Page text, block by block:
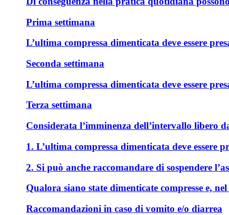
Prima settimana
L’ultima compressa dimenticata deve essere
Seconda settimana
L’ultima compressa dimenticata deve essere
Terza settimana
Considerata l’imminenza dell’intervallo libero
1. L’ultima compressa dimenticata deve essere
2. Si può anche raccomandare di sospendere
Qualora siano state dimenticate compresse e,
Raccomandazioni in caso di vomito e/o diarrea